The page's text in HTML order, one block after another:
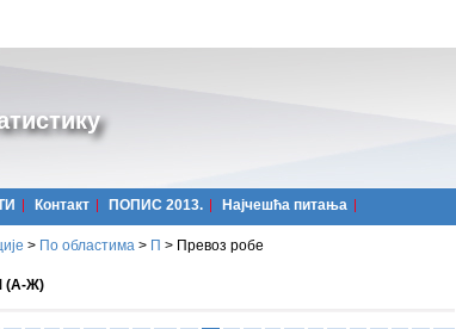
Контакт ПОПИС 2013. Најчешћa питања
> По областима > П > Превоз робе
(А-Ж)